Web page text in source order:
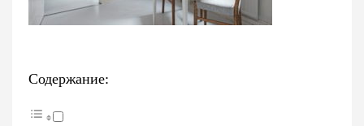
Содержание: